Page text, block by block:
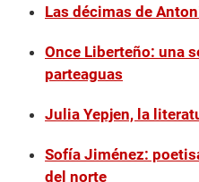
Las décimas de
Once Liberteño: una
parteaguas
Julia Yepjen, la
Sofía Jiménez:
del norte